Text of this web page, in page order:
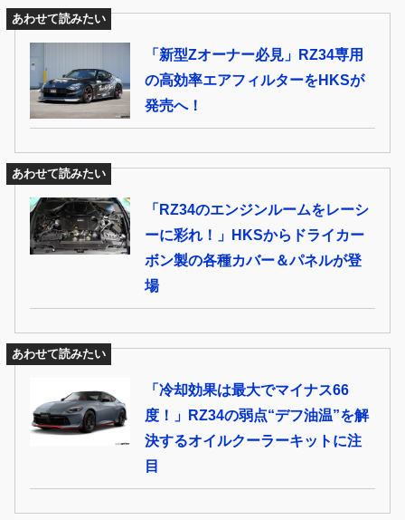
あわせて読みたい
「新型Zオーナー必見」RZ34専用
の高効率エアフィルターをHKSが
発売へ！
あわせて読みたい
「RZ34のエンジンルームをレーシ
ーに彩れ！」HKSからドライカー
ボン製の各種カバー＆パネルが登
場
あわせて読みたい
「冷却効果は最大でマイナス66
度！」RZ34の弱点“デフ油温”を解
決するオイルクーラーキットに注
目